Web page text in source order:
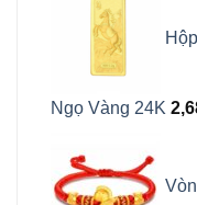
Ngọ Vàng 24K